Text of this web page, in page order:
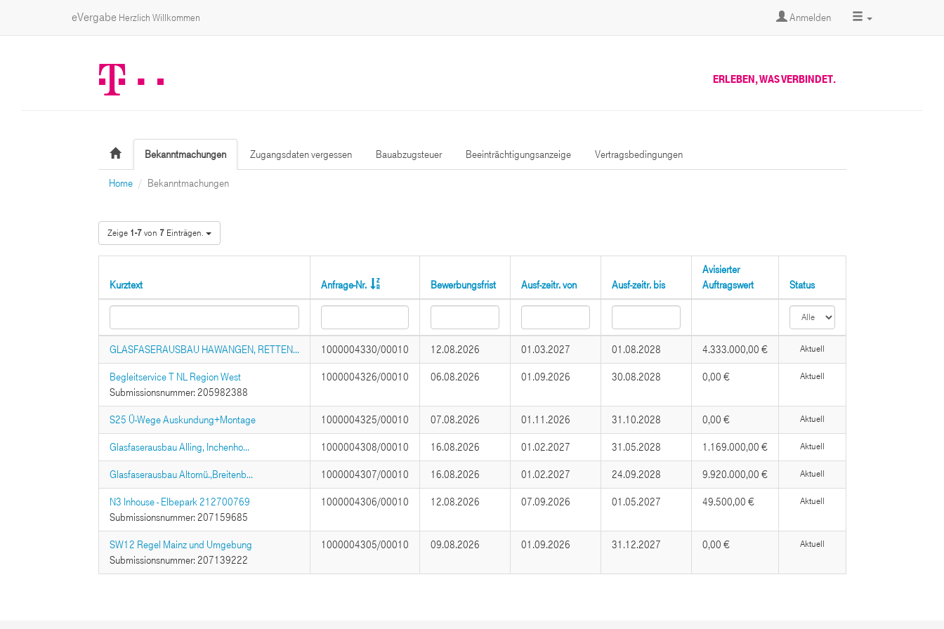
eVergabe Herzlich Willkommen Anmelden
ERLEBEN, WAS VERBINDET.
Bekanntmachungen Zugangsdaten vergessen Bauabzugsteuer Beeinträchtigungsanzeige Vertragsbedingungen
Home Bekanntmachungen
Zeige 1-7von 7Einträgen.
Kurztext Anfrage-Nr. Bewerbungsfrist Ausf-zeitr. von Ausf-zeitr. bis
Avisierter
Auftragswert
Status
GLASFASERAUSBAU HAWANGEN, RETTEN... 1000004330/00010 12.08.2026 01.03.2027 01.08.2028 4.333.000,00 € Aktuell
Begleitservice T NL Region West
Submissionsnummer: 205982388
1000004326/00010 06.08.2026 01.09.2026 30.08.2028 0,00 € Aktuell
S25 Ü-Wege Auskundung+Montage 1000004325/00010 07.08.2026 01.11.2026 31.10.2028 0,00 € Aktuell
Glasfaserausbau Alling, Inchenho... 1000004308/00010 16.08.2026 01.02.2027 31.05.2028 1.169.000,00 € Aktuell
Glasfaserausbau Altomü.,Breitenb... 1000004307/00010 16.08.2026 01.02.2027 24.09.2028 9.920.000,00 € Aktuell
N3 Inhouse - Elbepark 212700769
Submissionsnummer: 207159685
1000004306/00010 12.08.2026 07.09.2026 01.05.2027 49.500,00 € Aktuell
SW12 Regel Mainz und Umgebung
Submissionsnummer: 207139222
1000004305/00010 09.08.2026 01.09.2026 31.12.2027 0,00 € Aktuell